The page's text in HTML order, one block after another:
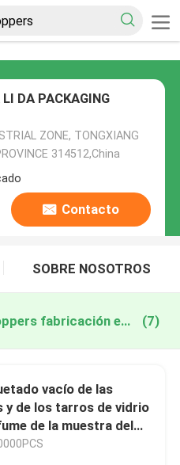
DA PACKAGING
ZONE, TONGXIANG
314512,China
Contacto
SOBRE NOSOTROS
glass bottles with stoppers fabricación en línea (7)
vacío de las
y de los tarros de vidrio
de la muestra del